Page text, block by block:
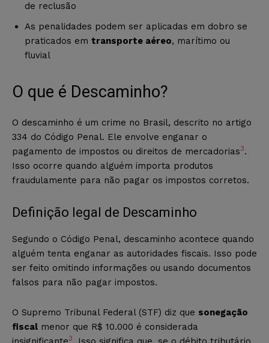
de reclusão
As penalidades podem ser aplicadas em dobro se
praticados em transporte aéreo, marítimo ou
fluvial
O que é Descaminho?
O descaminho é um crime no Brasil, descrito no artigo
334 do Código Penal. Ele envolve enganar o
pagamento de impostos ou direitos de mercadorias3.
Isso ocorre quando alguém importa produtos
fraudulamente para não pagar os impostos corretos.
Definição legal de Descaminho
Segundo o Código Penal, descaminho acontece quando
alguém tenta enganar as autoridades fiscais. Isso pode
ser feito omitindo informações ou usando documentos
falsos para não pagar impostos.
O Supremo Tribunal Federal (STF) diz que sonegação
fiscal menor que R$ 10.000 é considerada
3